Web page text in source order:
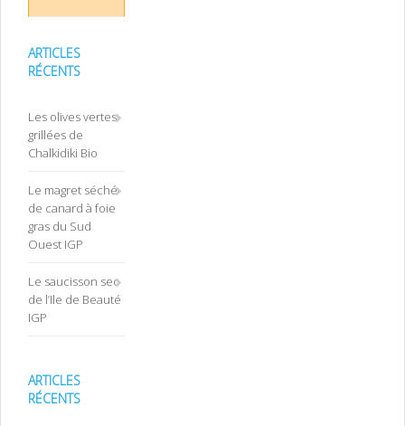
ARTICLES
RÉCENTS
Les olives vertes
grillées de
Chalkidiki Bio
Le magret séché
de canard à foie
gras du Sud
Ouest IGP
Le saucisson sec
de l’Ile de Beauté
IGP
ARTICLES
RÉCENTS